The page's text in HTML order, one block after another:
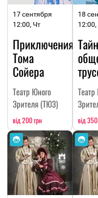
17 сентября
12:00, Чт
Приключения
Тома
Сойера
Театр Юного
Зрителя (ТЮЗ)
від 200 грн
18
12:00,
від